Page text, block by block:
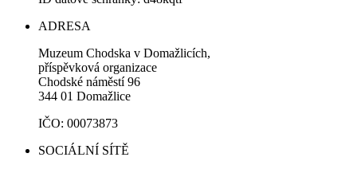
ADRESA
Muzeum Chodska v Domažlicích,
příspěvková organizace
Chodské náměstí 96
344 01 Domažlice
IČO: 00073873
SOCIÁLNÍ SÍTĚ